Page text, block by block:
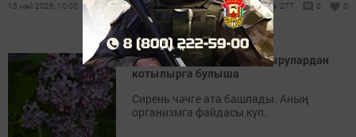
15 май 2026, 10:00 277 0 0
Сирень чәчәге күп кенә авырулардан
котылырга булыша
Сирень чәчге ата башлады. Аның
организмга файдасы күп.